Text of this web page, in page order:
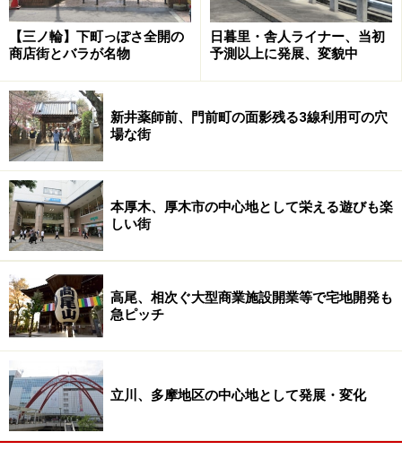
【三ノ輪】下町っぽさ全開の
商店街とバラが名物
日暮里・舎人ライナー、当初
予測以上に発展、変貌中
新井薬師前、門前町の面影残る3線利用可の穴
場な街
本厚木、厚木市の中心地として栄える遊びも楽
しい街
高尾、相次ぐ大型商業施設開業等で宅地開発も
急ピッチ
立川、多摩地区の中心地として発展・変化